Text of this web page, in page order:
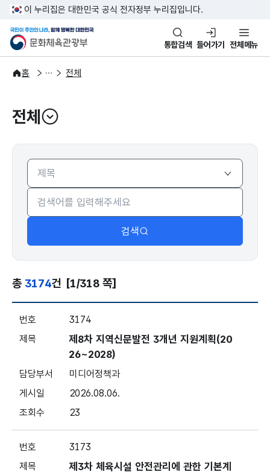
본문 바로가기
주메뉴 바로가기
이 누리집은 대한민국 공식 전자정부 누리집입니다.
문화체육관광부
국민이 주인인 나라, 함께 행복
통합검색 들어가기 전체메뉴
홈
주요정책
분야별 정책 전체
전체
열기
검색
총 3174건 [1/318 쪽]
3174
제8차 지역신문발전 3개년 지원계획(20
26~2028)
미디어정책과
2026.08.06.
23
3173
제3차 체육시설 안전관리에 관한 기본계